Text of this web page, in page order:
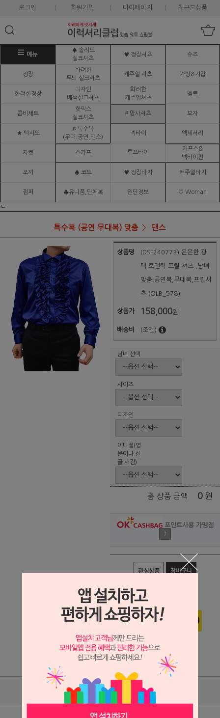
로그인 회원가입 마이페이지 최근본상품
메뉴
♠ 솔리드
실크셔츠
♥ 정장셔츠 슈즈
정장
화려한
무늬 실크셔츠
캐주얼 셔츠 가방&지갑
화려한정장
디자인
배색실크셔츠
화려한
캐주얼셔츠
벨트
콤비세트
핫픽스
실크셔츠
# 망사셔츠 모자
★ 턱시도
♬ 특수복
(무대.공연,댄스)
넥타이 액세서리
자켓 스카프 루프타이
커프스&
넥타이핀
조끼 ♠ 코트 ♥ 정장바지 캐주얼바지
점퍼 ♣유니폼,단체복 원단정보 ♡ Woman
ㅌ
특수복 (공연 무대복) 맞춤 댄스
상품명 (DSF240773) 은은한 광
택 로맨틱 프릴 셔츠 ,남녀
맞춤,공연복,무대복,프릴셔
츠 (OLB_578)
상품가 158,000원
배송비 (조건)
남녀 선택
사이즈
디자인
이니셜(영
문이나 한
글 새김)
총 상품 금액 0 원
포인트사용 가맹점
?
관심상품 장바구니
상품리뷰